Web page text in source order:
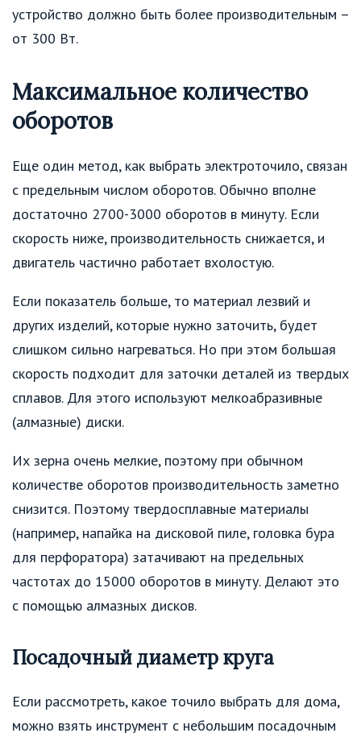
устройство должно быть более производительным –
от 300 Вт.
Максимальное количество
оборотов
Еще один метод, как выбрать электроточило, связан
с предельным числом оборотов. Обычно вполне
достаточно 2700-3000 оборотов в минуту. Если
скорость ниже, производительность снижается, и
двигатель частично работает вхолостую.
Если показатель больше, то материал лезвий и
других изделий, которые нужно заточить, будет
слишком сильно нагреваться. Но при этом большая
скорость подходит для заточки деталей из твердых
сплавов. Для этого используют мелкоабразивные
(алмазные) диски.
Их зерна очень мелкие, поэтому при обычном
количестве оборотов производительность заметно
снизится. Поэтому твердосплавные материалы
(например, напайка на дисковой пиле, головка бура
для перфоратора) затачивают на предельных
частотах до 15000 оборотов в минуту. Делают это
с помощью алмазных дисков.
Посадочный диаметр круга
Если рассмотреть, какое точило выбрать для дома,
можно взять инструмент с небольшим посадочным